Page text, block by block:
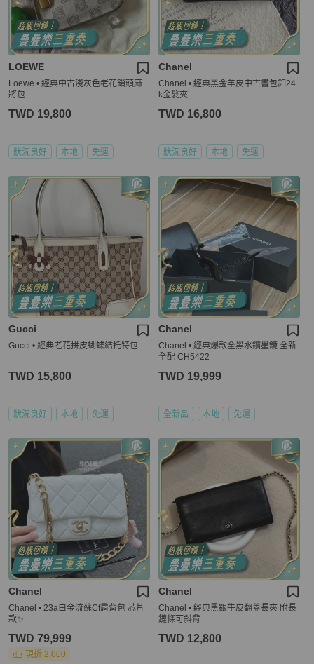
LOEWE
Loewe • 經典中古淺灰色老花鎖頭麻
將包
TWD 19,800
狀況良好 本地 免運
Chanel
Chanel • 經典黑金羊皮中古書包釦24
k金髮夾
TWD 16,800
狀況良好 本地 免運
Gucci
Gucci • 經典老花拼皮蝴蝶結托特包
TWD 15,800
狀況良好 本地 免運
Chanel
Chanel • 經典爆款全黑水鑽墨鏡 全新
全配 CH5422
TWD 19,999
全新品 本地 免運
Chanel
Chanel • 23a白金流蘇Cf肩背包 芯片
款✨
TWD 79,999
現折 2,000
Chanel
Chanel • 經典黑銀牛皮翻蓋長夾 附長
鏈條可斜背
TWD 12,800